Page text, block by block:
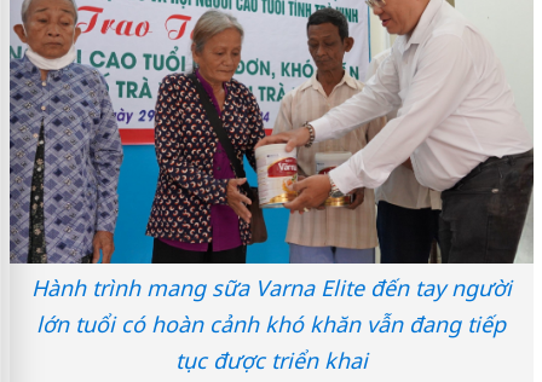
Hành trình mang sữa Varna Elite đến tay người
lớn tuổi có hoàn cảnh khó khăn vẫn đang tiếp
tục được triển khai